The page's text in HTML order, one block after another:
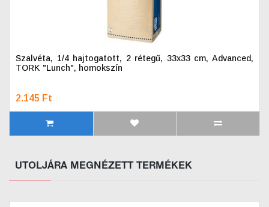
Szalvéta, 1/4 hajtogatott, 2 rétegű, 33x33 cm, Advanced,
TORK "Lunch", homokszín
2.145 Ft
UTOLJÁRA MEGNÉZETT TERMÉKEK